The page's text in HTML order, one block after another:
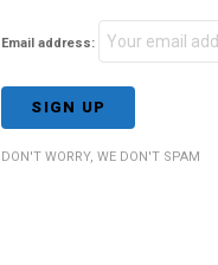
Email address:
DON'T WORRY, WE DON'T SPAM